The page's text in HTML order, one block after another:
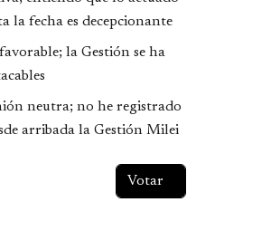
la fecha es decepcionante
la Gestión se ha
neutra; no he registrado
arribada la Gestión Milei